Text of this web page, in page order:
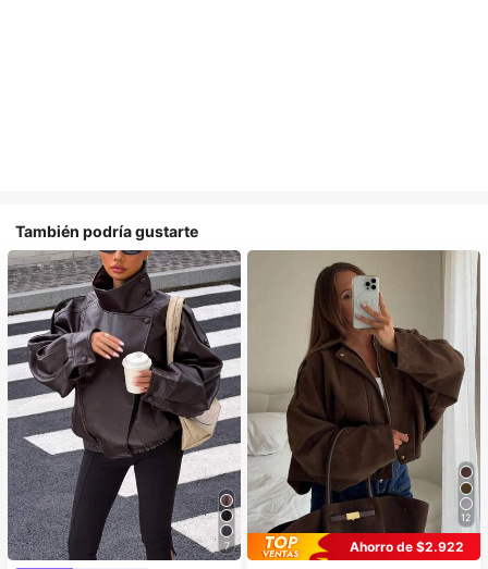
También podría gustarte
7
12
Ahorro de $2.922
#6 Más vendidos
en Ropa de mujer
(1000+)